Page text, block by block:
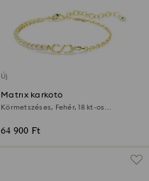
Új
Matrix karkötő
Körmetszéses, Fehér, 18 kt-os
64 900 Ft